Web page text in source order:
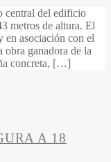
central del edificio
metros de altura. El
en asociación con el
ganadora de la
concreta, […]
A 18